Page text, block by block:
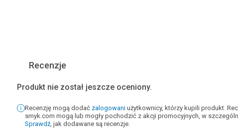
Recenzje
Produkt nie został jeszcze oceniony.
Recenzję mogą dodać zalogowani użytkownicy, którzy kupili produkt.
smyk.com mogą lub mogły pochodzić z akcji promocyjnych, w
Sprawdź, jak dodawane są recenzje.